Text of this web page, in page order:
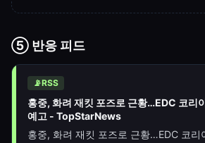
⑤ 반응 피드
📡RSS
홍중, 화려 재킷 포즈로 근황…EDC 코리
예고 - TopStarNews
홍중, 화려 재킷 포즈로 근황…EDC 코리